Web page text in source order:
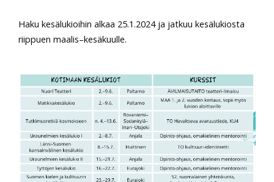
Haku kesälukioihin alkaa 25.1.2024 ja jatkuu kesälukiosta
riippuen maalis–kesäkuulle.